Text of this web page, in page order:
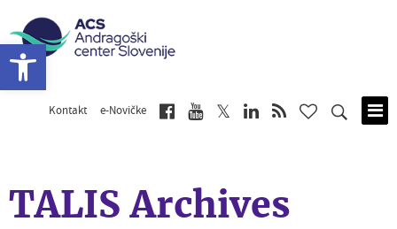
Kontakt e-Novičke
TALIS Archives
Open toolbar